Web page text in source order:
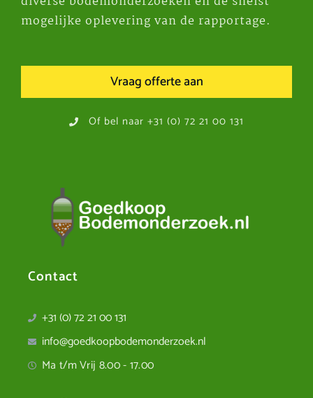
mogelijke oplevering van de rapportage.
Vraag offerte aan
Of bel naar +31 (0) 72 21 00 131
Contact
+31 (0) 72 21 00 131
info@goedkoopbodemonderzoek.nl
Ma t/m Vrij 8.00 - 17.00